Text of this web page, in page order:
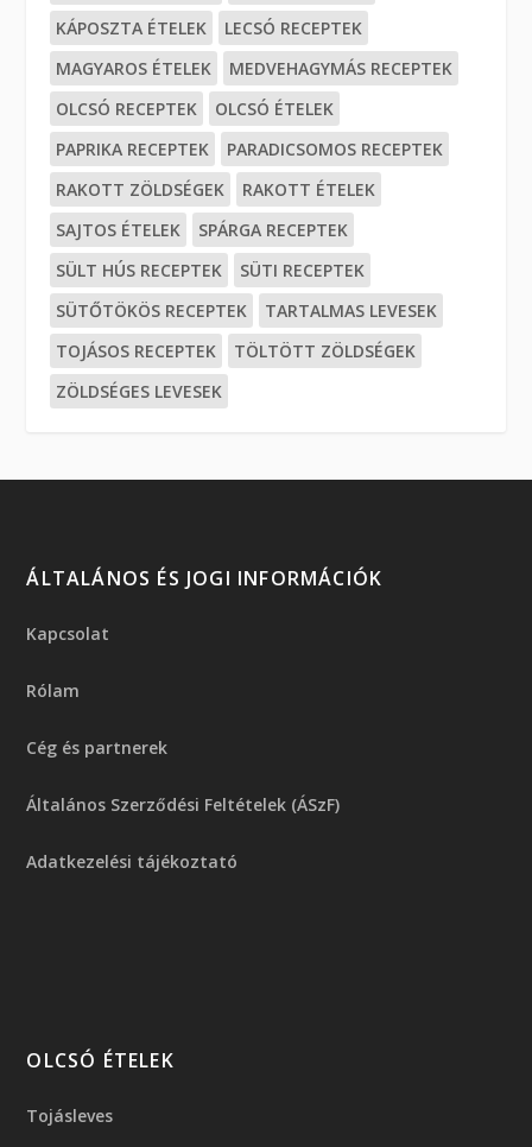
KÁPOSZTA ÉTELEK
LECSÓ RECEPTEK
MAGYAROS ÉTELEK
MEDVEHAGYMÁS RECEPTEK
OLCSÓ RECEPTEK
OLCSÓ ÉTELEK
PAPRIKA RECEPTEK
PARADICSOMOS RECEPTEK
RAKOTT ZÖLDSÉGEK
RAKOTT ÉTELEK
SAJTOS ÉTELEK
SPÁRGA RECEPTEK
SÜLT HÚS RECEPTEK
SÜTI RECEPTEK
SÜTŐTÖKÖS RECEPTEK
TARTALMAS LEVESEK
TOJÁSOS RECEPTEK
TÖLTÖTT ZÖLDSÉGEK
ZÖLDSÉGES LEVESEK
ÁLTALÁNOS ÉS JOGI INFORMÁCIÓK
Kapcsolat
Rólam
Cég és partnerek
Általános Szerződési Feltételek (ÁSzF)
Adatkezelési tájékoztató
OLCSÓ ÉTELEK
Tojásleves